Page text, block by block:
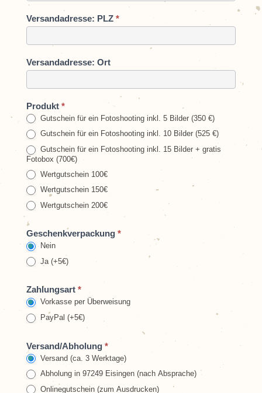
Versandadresse: PLZ *
Versandadresse: Ort
Produkt *
Gutschein für ein Fotoshooting inkl. 5 Bilder (350 €)
Gutschein für ein Fotoshooting inkl. 10 Bilder (525 €)
Gutschein für ein Fotoshooting inkl. 15 Bilder + gratis
Fotobox (700€)
Wertgutschein 100€
Wertgutschein 150€
Wertgutschein 200€
Geschenkverpackung *
Nein
Ja (+5€)
Zahlungsart *
Vorkasse per Überweisung
PayPal (+5€)
Versand/Abholung *
Versand (ca. 3 Werktage)
Abholung in 97249 Eisingen (nach Absprache)
Onlinegutschein (zum Ausdrucken)